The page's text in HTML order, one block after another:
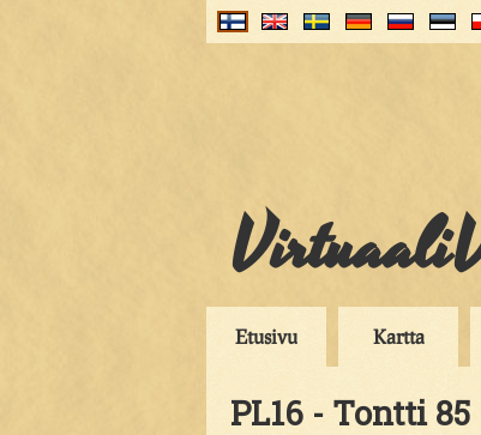
Etusivu Kartta
PL16 - Tontti 85